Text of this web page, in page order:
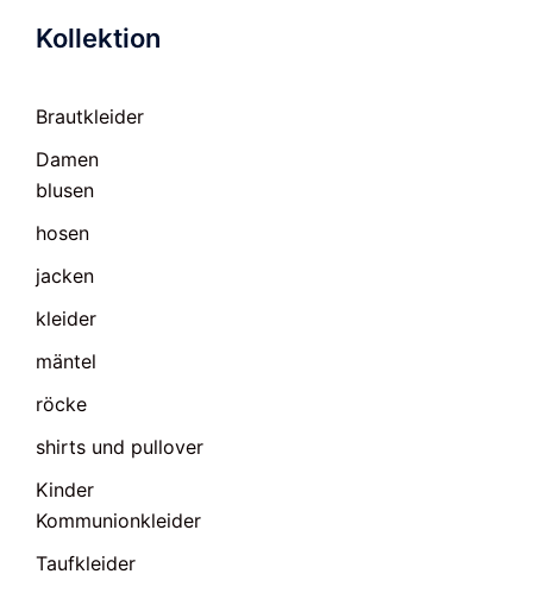
Kollektion
Brautkleider
Damen
blusen
hosen
jacken
kleider
mäntel
röcke
shirts und pullover
Kinder
Kommunionkleider
Taufkleider